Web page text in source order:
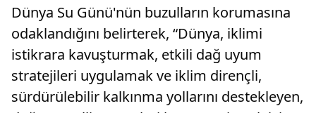
Dünya Su Günü'nün buzulların korumasına
odaklandığını belirterek, “Dünya, iklimi
istikrara kavuşturmak, etkili dağ uyum
stratejileri uygulamak ve iklim dirençli,
sürdürülebilir kalkınma yollarını destekleyen,